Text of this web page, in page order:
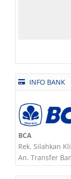
INFO BANK
BCA
Rek. Silahkan
An. Transfer